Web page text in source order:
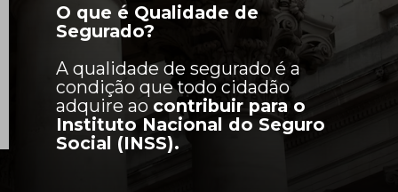
O que é Qualidade de
Segurado?
A qualidade de segurado é a
condição que todo cidadão
adquire ao contribuir para o
Instituto Nacional do Seguro
Social (INSS).